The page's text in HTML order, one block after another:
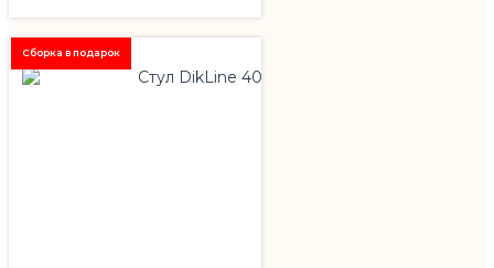
Сборка в подарок